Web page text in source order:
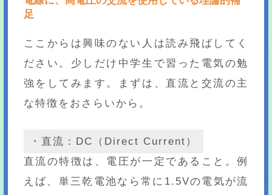
足
ここからは興味のない人は読み飛ばしてく
ださい。少しだけ中学生で習った電気の勉
強をしてみます。まずは、直流と交流の主
な特徴をおさらいから。
・直流：DC（Direct Current）
直流の特徴は、電圧が一定であること。例
えば、単三乾電池なら常に1.5Vの電気が流